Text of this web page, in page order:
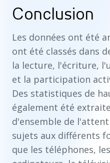
Conclusion
Les données ont été
ont été classés dans
la lecture, l'écriture,
et la participation
Des statistiques de
également été
d'ensemble de
sujets aux différents
que les téléphones,